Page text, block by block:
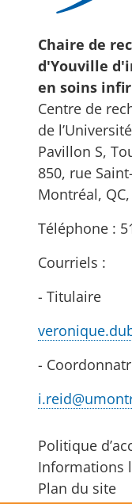
Chaire de
d'Youville
en soins
Centre de
de
Pavillon S,
850, rue
Montréal, QC,
Téléphone :
Courriels :
- Titulaire
-
Politique
Informations
Plan du site